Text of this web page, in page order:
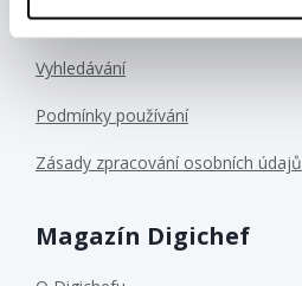
Důležité odkazy
Vyhledávání
Podmínky používání
Zásady zpracování osobních údajů
Magazín Digichef